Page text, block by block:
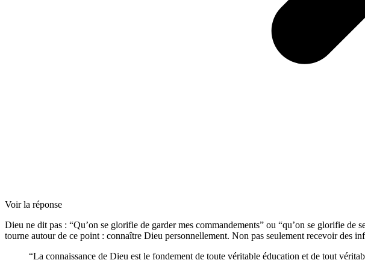
Voir la réponse
Dieu ne dit pas : “Qu’on se glorifie de garder mes commandements” ou “qu’on se glorifie de
tourne autour de ce point : connaître Dieu personnellement. Non pas seulement recevoir des
“La connaissance de Dieu est le fondement de toute véritable éducation et de tout